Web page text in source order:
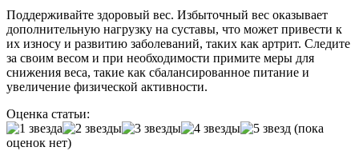
Поддерживайте здоровый вес. Избыточный вес оказывает
дополнительную нагрузку на суставы, что может привести к
их износу и развитию заболеваний, таких как артрит. Следите
за своим весом и при необходимости примите меры для
снижения веса, такие как сбалансированное питание и
увеличение физической активности.
Оценка статьи:
(пока
оценок нет)